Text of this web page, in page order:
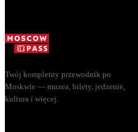
через
Владими...
Twój kompletny przewodnik po
Moskwie — muzea, bilety, jedzenie,
kultura i więcej.